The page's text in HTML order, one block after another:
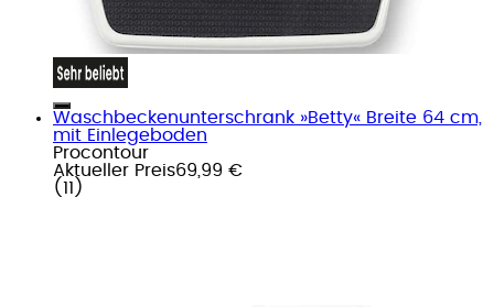
Waschbeckenunterschrank »Betty« Breite 64 cm,
mit Einlegeboden
Procontour
Aktueller Preis69,99 €
( 11 )